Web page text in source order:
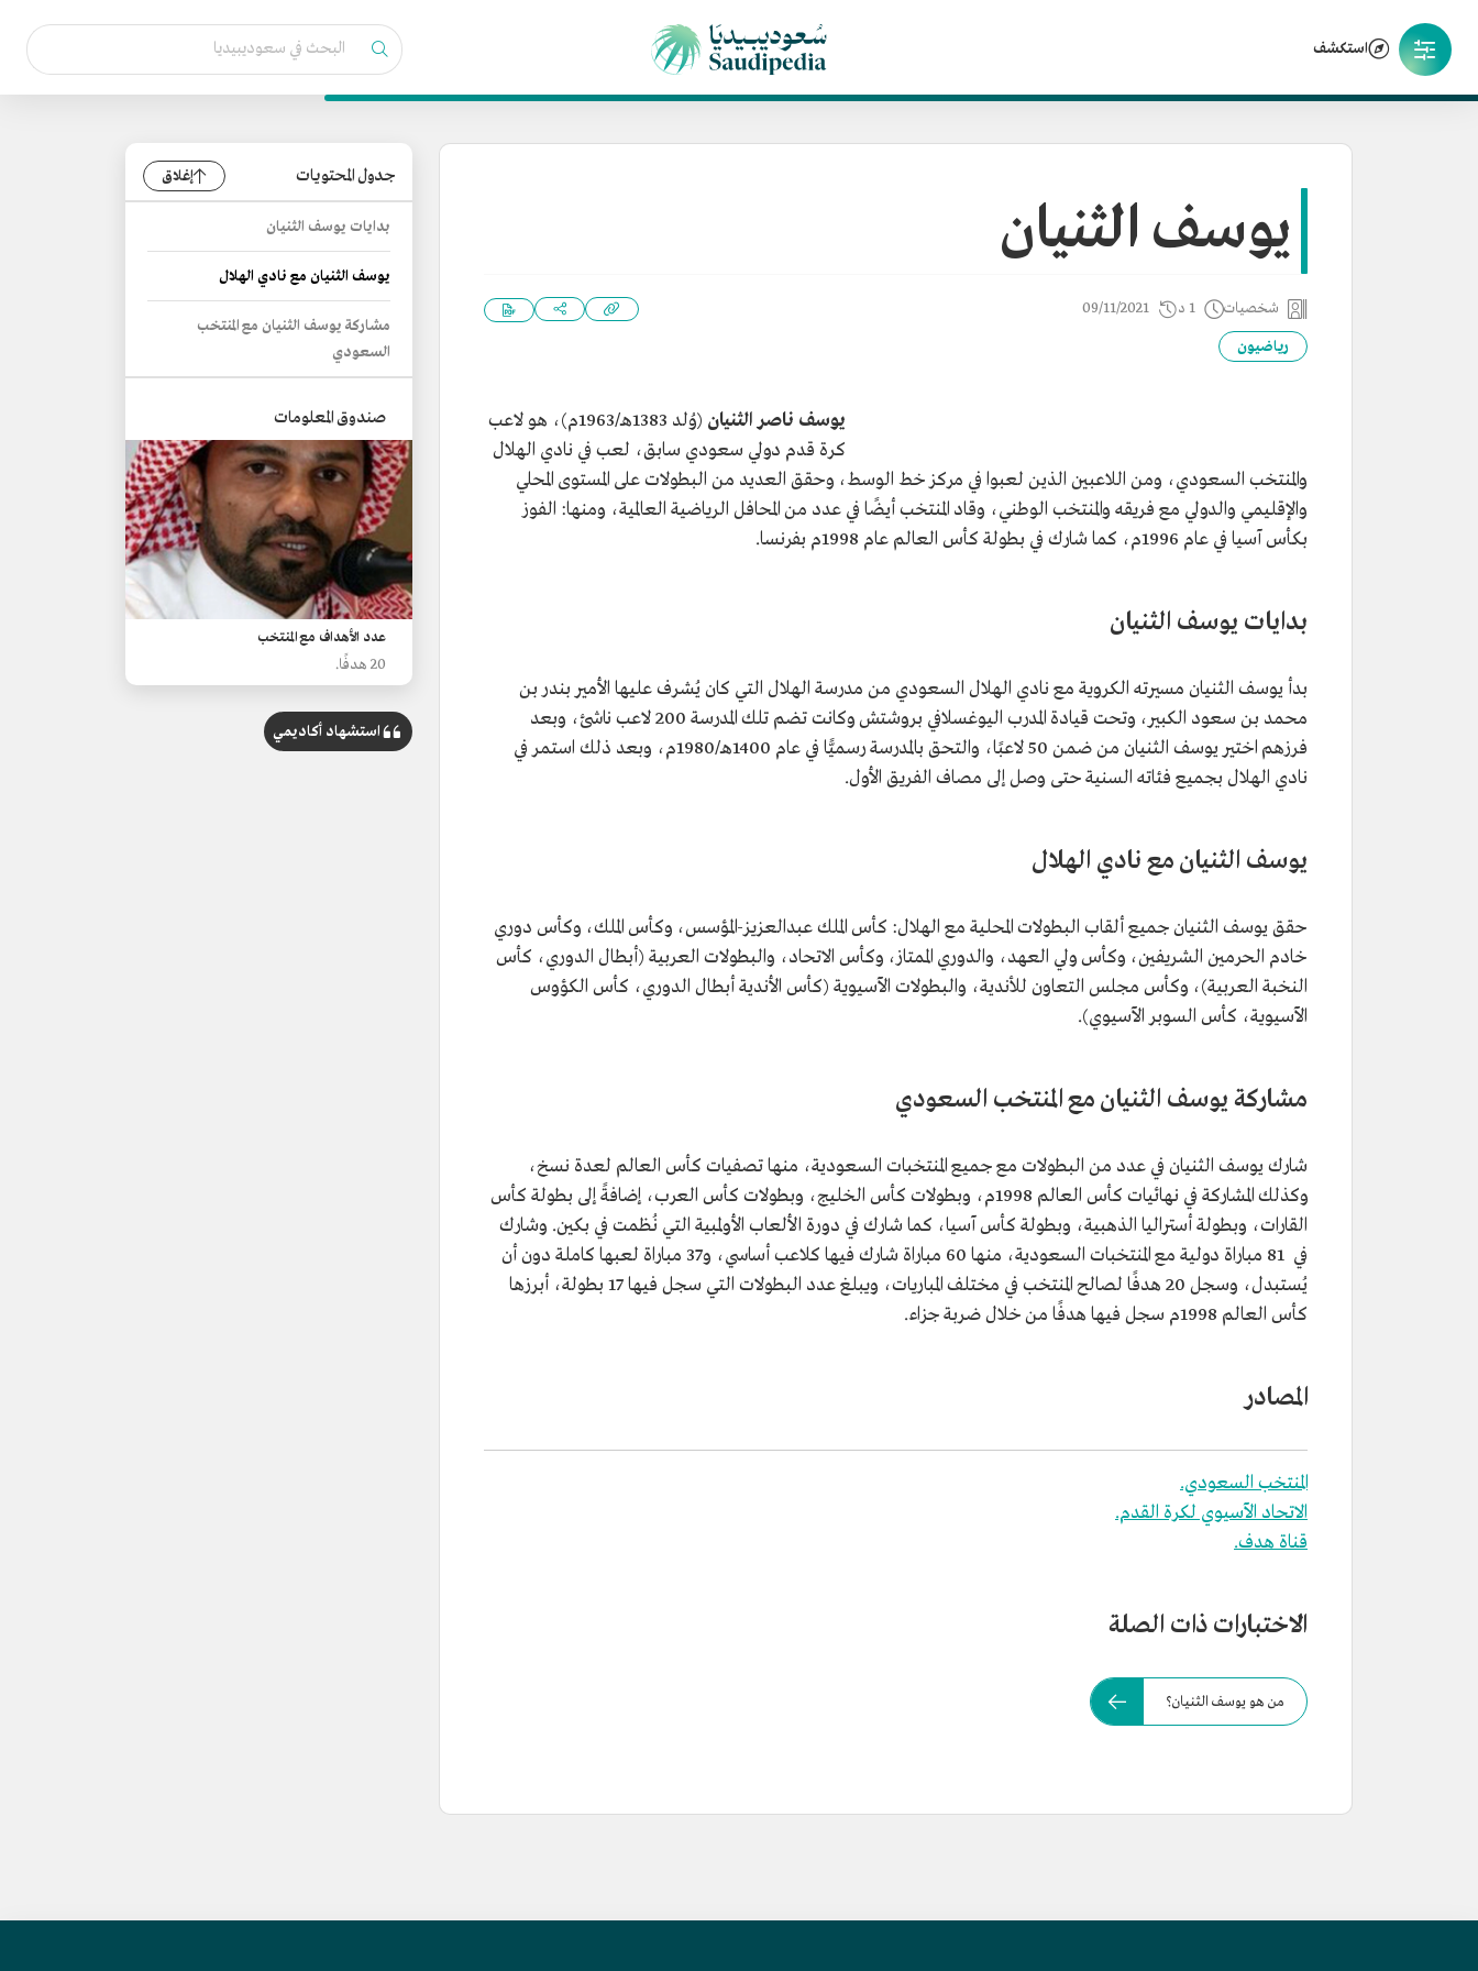
استكشف
يوسف الثنيان
شخصيات 1 د 09/11/2021
رياضيون
الاسم
يوسف الثنيان.
المجال المهني
لاعب كرة قدم سابق.
تاريخ الميلاد
1963م.
من إنجازاته مع
المنتخب السعودي
كأس آسيا عام 1996م.
المشاركة في نهائيات كأس العالم 1998 بفرنسا.
يوسف ناصر الثنيان
(وُلد 1383هـ/1963م)، هو لاعب
كرة قدم دولي سعودي سابق، لعب في نادي الهلال
والمنتخب السعودي، ومن اللاعبين الذين لعبوا في مركز خط الوسط، وحقق العديد من البطولات على المستوى المحلي
والإقليمي والدولي مع فريقه والمنتخب الوطني، وقاد المنتخب أيضًا في عدد من المحافل الرياضية العالمية، ومنها: الفوز
بكأس آسيا في عام 1996م، كما شارك في بطولة كأس العالم عام 1998م بفرنسا.
بدايات يوسف الثنيان
بدأ يوسف الثنيان مسيرته الكروية مع نادي الهلال السعودي من مدرسة الهلال التي كان يُشرف عليها الأمير بندر بن
محمد بن سعود الكبير، وتحت قيادة المدرب اليوغسلافي بروشتش وكانت تضم تلك المدرسة 200 لاعب ناشئ، وبعد
فرزهم اختير يوسف الثنيان من ضمن 50 لاعبًا، والتحق بالمدرسة رسميًّا في عام 1400هـ/1980م، وبعد ذلك استمر في
نادي الهلال بجميع فئاته السنية حتى وصل إلى مصاف الفريق الأول.
يوسف الثنيان مع نادي الهلال
حقق يوسف الثنيان جميع ألقاب البطولات المحلية مع الهلال: كأس الملك عبدالعزيز-المؤسس، وكأس الملك، وكأس دوري
خادم الحرمين الشريفين، وكأس ولي العهد، والدوري الممتاز، وكأس الاتحاد، والبطولات العربية (أبطال الدوري، كأس
النخبة العربية)، وكأس مجلس التعاون للأندية، والبطولات الآسيوية (كأس الأندية أبطال الدوري، كأس الكؤوس
الآسيوية، كأس السوبر الآسيوي).
مشاركة يوسف الثنيان مع المنتخب السعودي
شارك يوسف الثنيان في عدد من البطولات مع جميع المنتخبات السعودية، منها تصفيات كأس العالم لعدة نسخ،
وكذلك المشاركة في نهائيات كأس العالم 1998م، وبطولات كأس الخليج، وبطولات كأس العرب، إضافةً إلى بطولة كأس
القارات، وبطولة أستراليا الذهبية، وبطولة كأس آسيا، كما شارك في دورة الألعاب الأولمبية التي نُظمت في بكين. وشارك
في 81 مباراة دولية مع المنتخبات السعودية، منها 60 مباراة شارك فيها كلاعب أساسي، و37 مباراة لعبها كاملة دون أن
يُستبدل، وسجل 20 هدفًا لصالح المنتخب في مختلف المباريات، ويبلغ عدد البطولات التي سجل فيها 17 بطولة، أبرزها
كأس العالم 1998م سجل فيها هدفًا من خلال ضربة جزاء.
المصادر
المنتخب السعودي.
الاتحاد الآسيوي لكرة القدم.
قناة هدف.
الاختبارات ذات الصلة
من هو يوسف الثنيان؟
جدول المحتويات إغلاق
بدايات يوسف الثنيان
يوسف الثنيان مع نادي الهلال
مشاركة يوسف الثنيان مع المنتخب
السعودي
صندوق المعلومات
عدد الأهداف مع المنتخب
20 هدفًا.
استشهاد أكاديمي